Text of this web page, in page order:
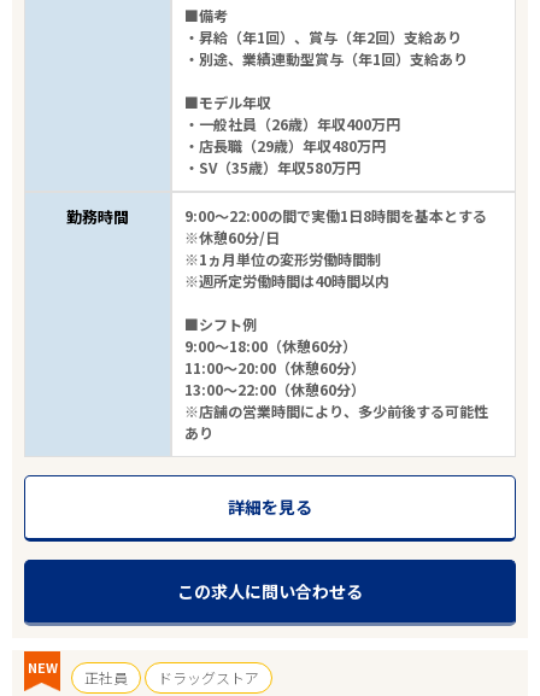
■備考
・昇給（年1回）、賞与（年2回）支給あり
・別途、業績連動型賞与（年1回）支給あり
■モデル年収
・一般社員（26歳）年収400万円
・店長職（29歳）年収480万円
・SV（35歳）年収580万円
勤務時間
9:00～22:00の間で実働1日8時間を基本とする
※休憩60分/日
※1ヵ月単位の変形労働時間制
※週所定労働時間は40時間以内
■シフト例
9:00～18:00（休憩60分）
11:00～20:00（休憩60分）
13:00～22:00（休憩60分）
※店舗の営業時間により、多少前後する可能性
あり
詳細を見る
この求人に問い合わせる
NEW 正社員
ドラッグストア